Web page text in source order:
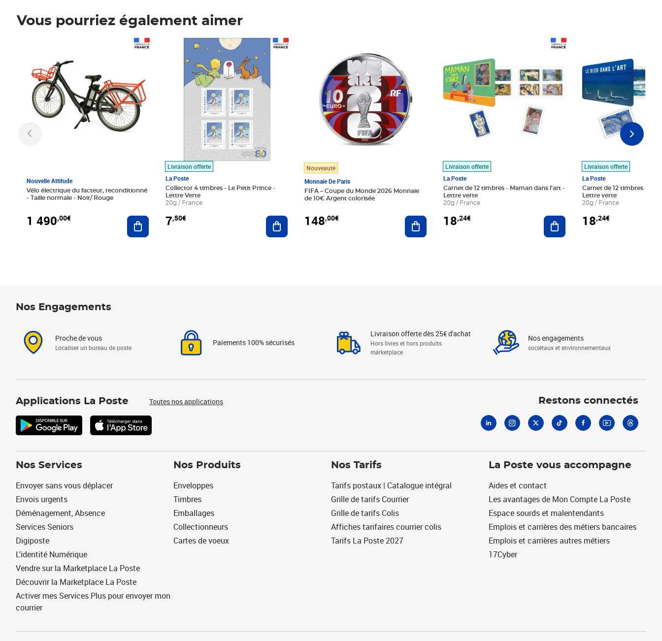
Vous pourriez également aimer
Nouvelle Attitude
Vélo électrique du facteur, reconditionné
- Taille normale - Noir/ Rouge
1 490,00€ Ajouter au panier
Livraison offerte
La Poste
Collector 4 timbres - Le Petit Prince -
Lettre Verte
20g / France
7,50€
Prix 7,50€
Ajouter au panier
Nouveauté
Monnaie De Paris
FIFA – Coupe du Monde 2026 Monnaie
de 10€ Argent colorisée
148,00€ Ajouter au panier
Livraison offerte
La Poste
Carnet de 12 timbres - Maman dans l'art -
Lettre verte
20g / France
18,24€ Ajouter au panier
Livraison offerte
La Poste
Carnet de 12 timbres - Le
Lettre verte
20g / France
18,24€
Nos Engagements
Proche de vous
Localiser un bureau de poste
Paiements 100% sécurisés
Livraison offerte dès 25€ d'achat
Hors livres et hors produits
marketplace
Nos engagements
sociétaux et environnementaux
Applications La Poste Toutes nos applications Restons connectés
Nos Services
Envoyer sans vous déplacer
Envois urgents
Déménagement, Absence
Services Seniors
Digiposte
L'identité Numérique
Vendre sur la Marketplace La Poste
Découvrir la Marketplace La Poste
Activer mes Services Plus pour envoyer mon
courrier
Nos Produits
Enveloppes
Timbres
Emballages
Collectionneurs
Cartes de voeux
Nos Tarifs
Tarifs postaux | Catalogue intégral
Grille de tarifs Courrier
Grille de tarifs Colis
Affiches tarifaires courrier colis
Tarifs La Poste 2027
La Poste vous accompagne
Aides et contact
Les avantages de Mon Compte La Poste
Espace sourds et malentendants
Emplois et carrières des métiers bancaires
Emplois et carrières autres métiers
17Cyber